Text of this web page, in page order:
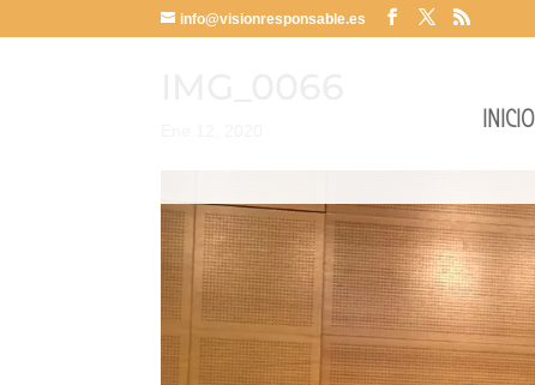
info@visionresponsable.es
INICIO